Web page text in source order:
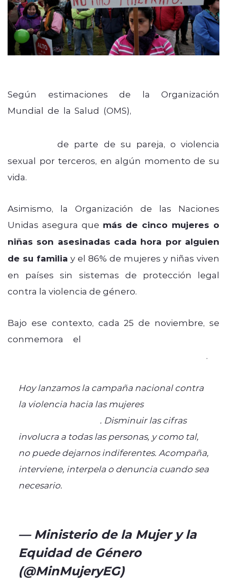
Según estimaciones de la Organización
Mundial de la Salud (OMS),
de parte de su pareja, o violencia
sexual por terceros, en algún momento de su
vida.
Asimismo, la Organización de las Naciones
Unidas asegura que más de cinco mujeres o
niñas son asesinadas cada hora por alguien
de su familia y el 86% de mujeres y niñas viven
en países sin sistemas de protección legal
contra la violencia de género.
Bajo ese contexto, cada 25 de noviembre, se
conmemora el
.
Hoy lanzamos la campaña nacional contra
la violencia hacia las mujeres
. Disminuir las cifras
involucra a todas las personas, y como tal,
no puede dejarnos indiferentes. Acompaña,
interviene, interpela o denuncia cuando sea
necesario.
— Ministerio de la Mujer y la
Equidad de Género
(@MinMujeryEG)